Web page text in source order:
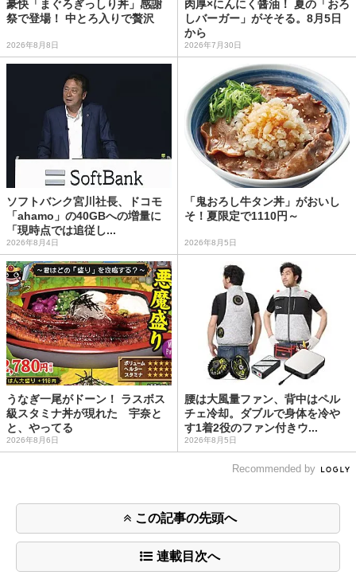
豪快「まぐろぎっしり丼」感謝
祭で登場！ 中とろ入りで贅沢
2026年8月8日
肉厚×にんにく醤油！ 夏の「おろ
しバーガー」がそそる。8月5日
から
2026年7月30日
ソフトバンク宮川社長、ドコモ
「ahamo」の40GBへの増量に
「現時点では追従し...
2026年8月4日
「鬼おろし牛タン丼」がおいし
そ！夏限定で1110円～
2026年8月5日
うなぎ一尾がドーン！ ラスボス
級スタミナ丼が現れた 宇奈と
と、やってる
2026年8月6日
腰は大風量ファン、背中はペル
チェ冷却。ダブルで身体を冷や
す1着2役のファン付きウ...
2026年8月5日
Recommended by
この記事の先頭へ
連載目次へ